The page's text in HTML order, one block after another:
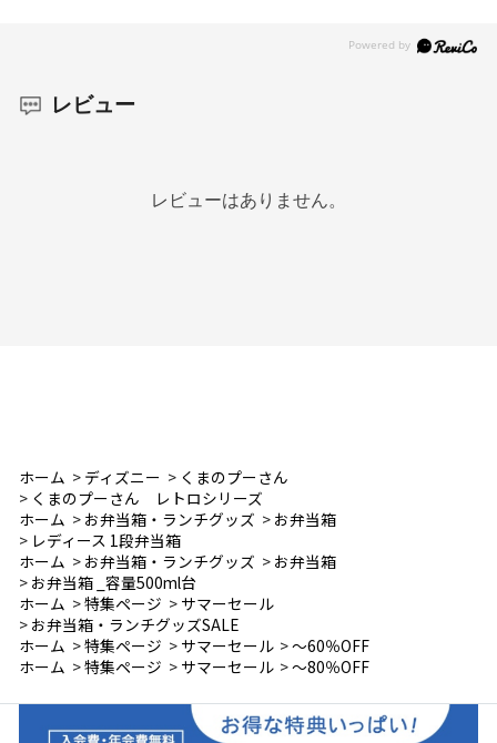
レビュー
レビューはありません。
ホーム > ディズニー > くまのプーさん
> くまのプーさん レトロシリーズ
ホーム > お弁当箱・ランチグッズ > お弁当箱
> レディース 1段弁当箱
ホーム > お弁当箱・ランチグッズ > お弁当箱
> お弁当箱 _容量500ml台
ホーム >特集ページ > サマーセール
> お弁当箱・ランチグッズSALE
ホーム >特集ページ > サマーセール >～60％OFF
ホーム >特集ページ > サマーセール >～80％OFF